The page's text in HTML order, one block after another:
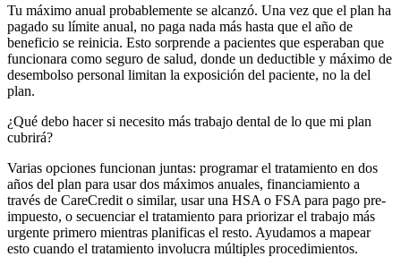
Tu máximo anual probablemente se alcanzó. Una vez que el plan ha
pagado su límite anual, no paga nada más hasta que el año de
beneficio se reinicia. Esto sorprende a pacientes que esperaban que
funcionara como seguro de salud, donde un deductible y máximo de
desembolso personal limitan la exposición del paciente, no la del
plan.
¿Qué debo hacer si necesito más trabajo dental de lo que mi plan
cubrirá?
Varias opciones funcionan juntas: programar el tratamiento en dos
años del plan para usar dos máximos anuales, financiamiento a
través de CareCredit o similar, usar una HSA o FSA para pago pre-
impuesto, o secuenciar el tratamiento para priorizar el trabajo más
urgente primero mientras planificas el resto. Ayudamos a mapear
esto cuando el tratamiento involucra múltiples procedimientos.